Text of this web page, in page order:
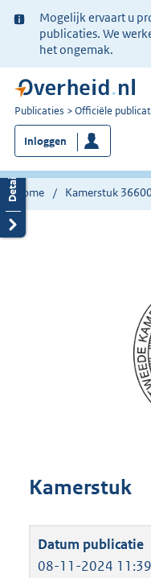
Ter
informatie:
Mogelijk ervaart u
publicaties. We
het ongemak.
U
bent
nu
hier:
Publicaties Officiële
Inloggen
Home Kamerstuk
Kamerstuk
08-11-2024 11:39